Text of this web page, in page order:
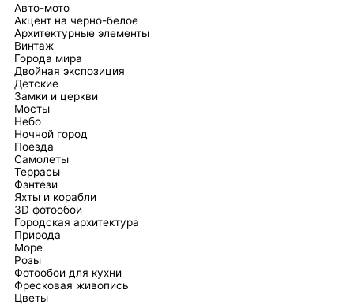
Авто-мото
Акцент на черно-белое
Архитектурные элементы
Винтаж
Города мира
Двойная экспозиция
Детские
Замки и церкви
Мосты
Небо
Ночной город
Поезда
Самолеты
Террасы
Фэнтези
Яхты и корабли
3D фотообои
Городская архитектура
Природа
Море
Розы
Фотообои для кухни
Фресковая живопись
Цветы